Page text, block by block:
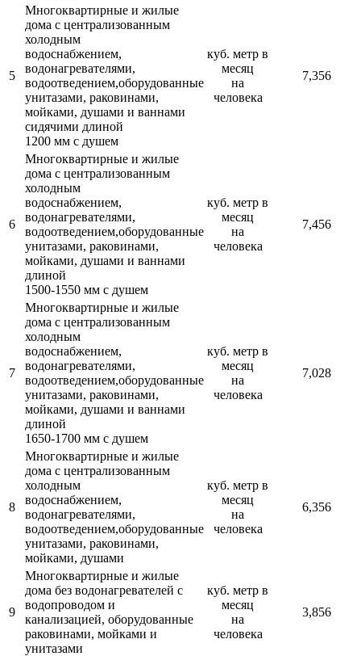
5
Многоквартирные и жилые
дома с централизованным
холодным
водоснабжением,
водонагревателями,
водоотведением,оборудованные
унитазами, раковинами,
мойками, душами и ваннами
сидячими длиной
1200 мм с душем
куб. метр в
месяц
на
человека
7,356
6
Многоквартирные и жилые
дома с централизованным
холодным
водоснабжением,
водонагревателями,
водоотведением,оборудованные
унитазами, раковинами,
мойками, душами и ваннами
длиной
1500-1550 мм с душем
куб. метр в
месяц
на
человека
7,456
7
Многоквартирные и жилые
дома с централизованным
холодным
водоснабжением,
водонагревателями,
водоотведением,оборудованные
унитазами, раковинами,
мойками, душами и ваннами
длиной
1650-1700 мм с душем
куб. метр в
месяц
на
человека
7,028
8
Многоквартирные и жилые
дома с централизованным
холодным
водоснабжением,
водонагревателями,
водоотведением,оборудованные
унитазами, раковинами,
мойками, душами
куб. метр в
месяц
на
человека
6,356
9
Многоквартирные и жилые
дома без водонагревателей с
водопроводом и
канализацией, оборудованные
раковинами, мойками и
унитазами
куб. метр в
месяц
на
человека
3,856